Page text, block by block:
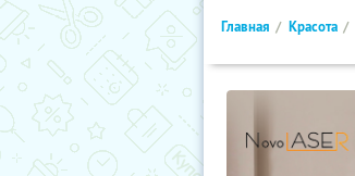
Главная Красота